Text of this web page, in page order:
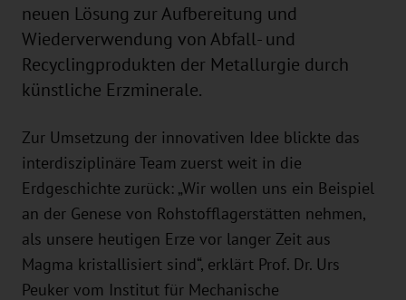
neuen Lösung zur Aufbereitung und
Wiederverwendung von Abfall- und
Recyclingprodukten der Metallurgie durch
künstliche Erzminerale.
Zur Umsetzung der innovativen Idee blickte das
interdisziplinäre Team zuerst weit in die
Erdgeschichte zurück: „Wir wollen uns ein Beispiel
an der Genese von Rohstofflagerstätten nehmen,
als unsere heutigen Erze vor langer Zeit aus
Magma kristallisiert sind“, erklärt Prof. Dr. Urs
Peuker vom Institut für Mechanische